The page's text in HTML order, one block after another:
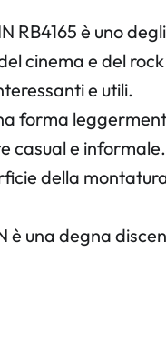
RB4165 è uno
cinema e del
e utili.
forma
casual e
della
è una degna